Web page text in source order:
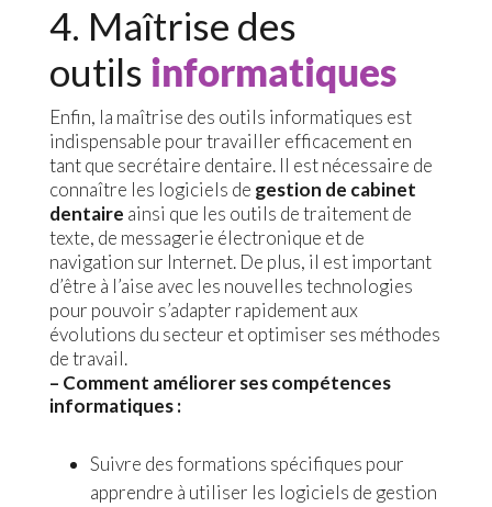
4. Maîtrise des
outils informatiques
Enfin, la maîtrise des outils informatiques est
indispensable pour travailler efficacement en
tant que secrétaire dentaire. Il est nécessaire de
connaître les logiciels de gestion de cabinet
dentaire ainsi que les outils de traitement de
texte, de messagerie électronique et de
navigation sur Internet. De plus, il est important
d’être à l’aise avec les nouvelles technologies
pour pouvoir s’adapter rapidement aux
évolutions du secteur et optimiser ses méthodes
de travail.
– Comment améliorer ses compétences
informatiques :
Suivre des formations spécifiques pour
apprendre à utiliser les logiciels de gestion